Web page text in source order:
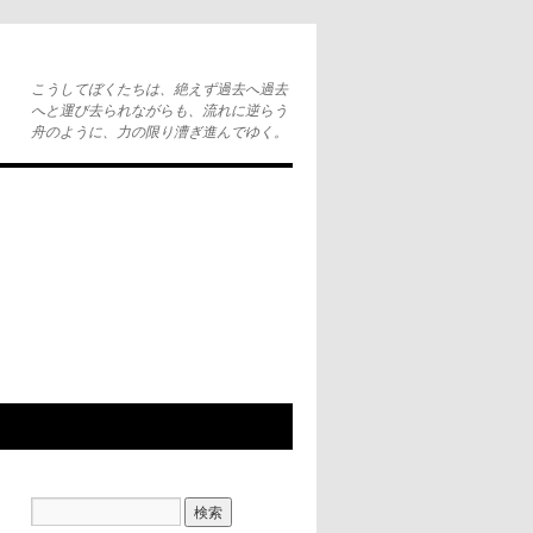
こうしてぼくたちは、絶えず過去へ過去
へと運び去られながらも、流れに逆らう
舟のように、力の限り漕ぎ進んでゆく。